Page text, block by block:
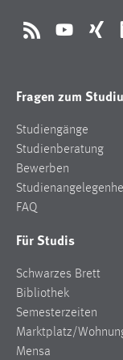
RSS YouTubeXing
Fragen zum
Studiengänge
Studienberatung
Bewerben
FAQ
Für Studis
Schwarzes Brett
Bibliothek
Semesterzeiten
Marktplatz/
Mensa
Anbieter:
Zweck:
Conversion-
Cookie
EXTERNE
Um Inhalte
Plattformen
externen